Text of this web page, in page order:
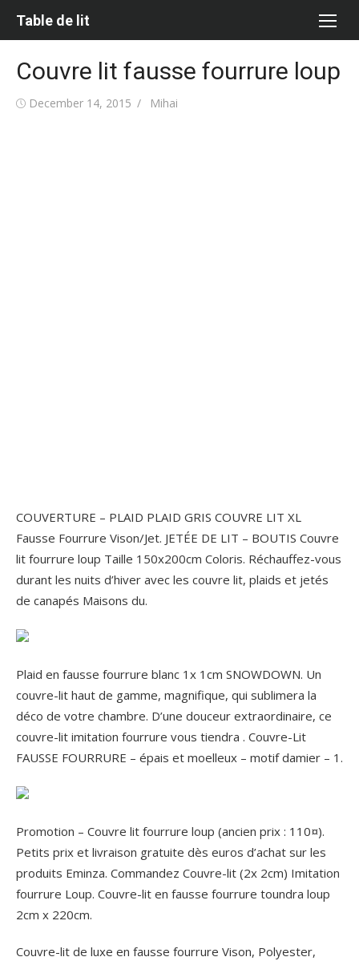
Table de lit
Couvre lit fausse fourrure loup
Posted
December 14, 2015 Author
Mihai
COUVERTURE – PLAID PLAID GRIS COUVRE LIT XL
Fausse Fourrure Vison/Jet. JETÉE DE LIT – BOUTIS Couvre
lit fourrure loup Taille 150x200cm Coloris. Réchauffez-vous
durant les nuits d’hiver avec les couvre lit, plaids et jetés
de canapés Maisons du.
Plaid en fausse fourrure blanc 1x 1cm SNOWDOWN. Un
couvre-lit haut de gamme, magnifique, qui sublimera la
déco de votre chambre. D’une douceur extraordinaire, ce
couvre-lit imitation fourrure vous tiendra . Couvre-Lit
FAUSSE FOURRURE – épais et moelleux – motif damier – 1.
Promotion – Couvre lit fourrure loup (ancien prix : 110¤).
Petits prix et livraison gratuite dès euros d’achat sur les
produits Eminza. Commandez Couvre-lit (2x 2cm) Imitation
fourrure Loup. Couvre-lit en fausse fourrure toundra loup
2cm x 220cm.
Couvre-lit de luxe en fausse fourrure Vison, Polyester,